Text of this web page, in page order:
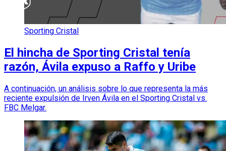
Sporting Cristal
El hincha de Sporting Cristal tenía
razón, Ávila expuso a Raffo y Uribe
A continuación, un análisis sobre lo que representa la más
reciente expulsión de Irven Ávila en el Sporting Cristal vs.
FBC Melgar.